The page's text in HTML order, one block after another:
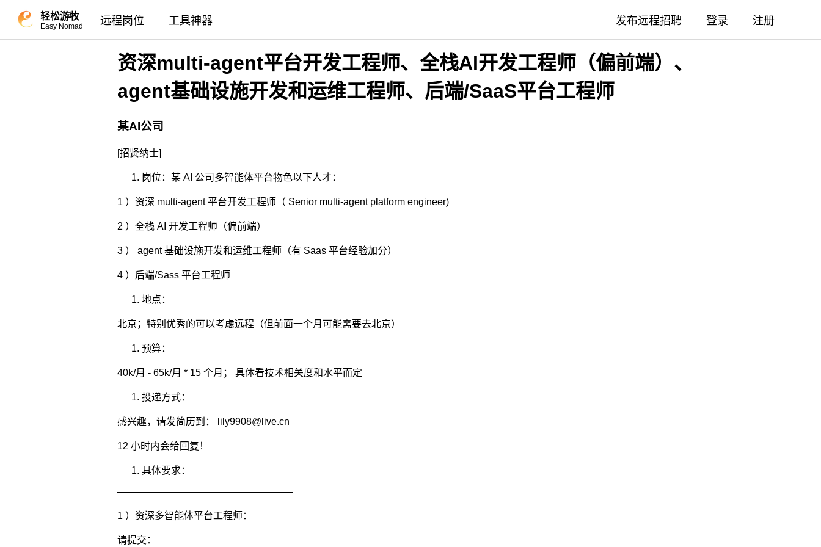
轻松游牧
Easy Nomad 远程岗位 工具神器 发布远程招聘 登录 注册
资深multi-agent平台开发工程师、全栈AI开发工程师（偏前端）、
agent基础设施开发和运维工程师、后端/SaaS平台工程师
某AI公司
[招贤纳士]
岗位：某 AI 公司多智能体平台物色以下人才：
1 ）资深 multi-agent 平台开发工程师（ Senior multi-agent platform engineer)
2 ）全栈 AI 开发工程师（偏前端）
3 ） agent 基础设施开发和运维工程师（有 Saas 平台经验加分）
4 ）后端/Sass 平台工程师
地点：
北京；特别优秀的可以考虑远程（但前面一个月可能需要去北京）
预算：
40k/月 - 65k/月 * 15 个月； 具体看技术相关度和水平而定
投递方式：
感兴趣，请发简历到： lily9908@live.cn
12 小时内会给回复！
具体要求：
——————————————————
1 ）资深多智能体平台工程师：
请提交：